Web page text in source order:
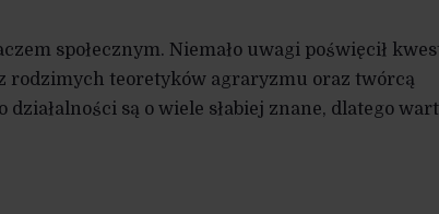
społecznym. Niemało uwagi poświęcił
rodzimych teoretyków agraryzmu oraz twórcą
działalności są o wiele słabiej znane, dlatego